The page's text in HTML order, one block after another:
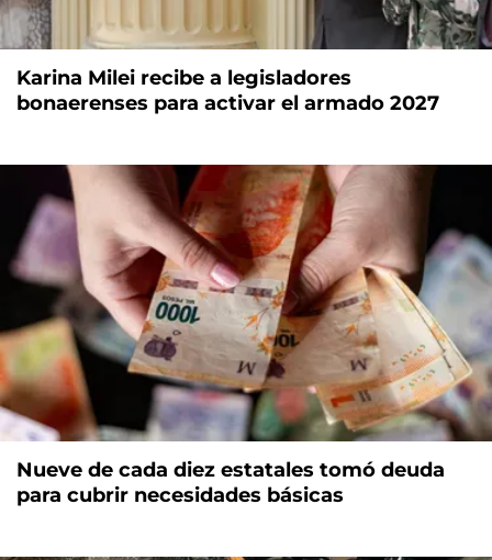
Karina Milei recibe a legisladores
bonaerenses para activar el armado 2027
Nueve de cada diez estatales tomó deuda
para cubrir necesidades básicas